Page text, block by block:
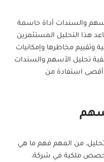
والسندات أداة حاسمة
هذا التحليل المستثمرين
وتقييم مخاطرها وإمكانيات
تحليل الأسهم والسندات
أقصى استفادة من
من المهم فهم ما هي
ملكية في شركة،